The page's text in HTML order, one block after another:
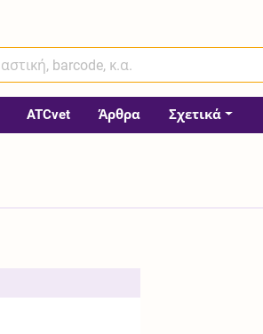
ATCvet Άρθρα Σχετικά